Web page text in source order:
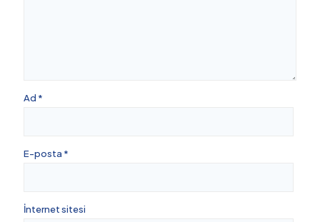
Ad *
E-posta *
İnternet sitesi